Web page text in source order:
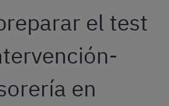
el test
en